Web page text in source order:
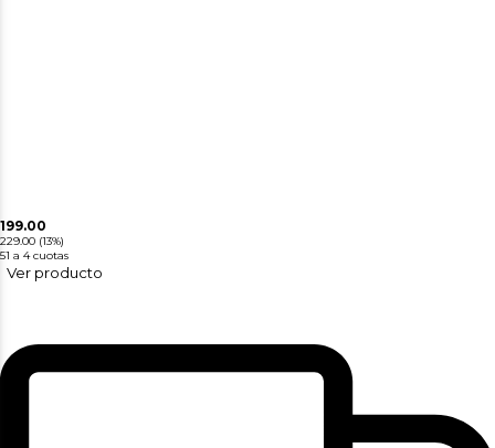
199.00
229.00 (13%)
51 a 4 cuotas
Ver producto